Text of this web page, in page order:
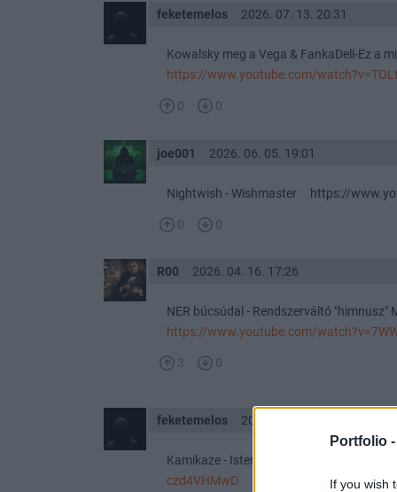
Portfolio -
If you wish
feketemelos 2026. 07. 13. 20:31
Kowalsky meg a Vega & FankaDeli-Ez a
https://www.youtube.com/
0 0
joe001 2026. 06. 05. 19:01
Nightwish - Wishmaster https://
0 0
R00 2026. 04. 16. 17:26
NER búcsúdal - Rendszerváltó "himnusz"
https://www.youtube.com/
3 0
feketemelos 2026. 04. 16. 17:25
Kamikaze - Isten hozott a földi pokolban
czd4VHMwD